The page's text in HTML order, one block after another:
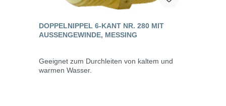
DOPPELNIPPEL 6-KANT NR. 280 MIT
AUSSENGEWINDE, MESSING
Geeignet zum Durchleiten von kaltem und
warmen Wasser.